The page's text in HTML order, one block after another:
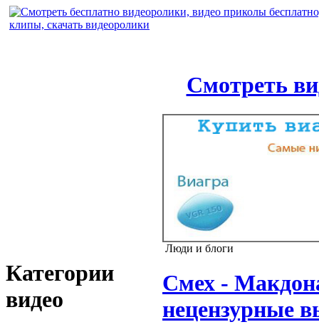
Смотреть
Категории
видео
Люди и блоги
Смех -
нецензурные